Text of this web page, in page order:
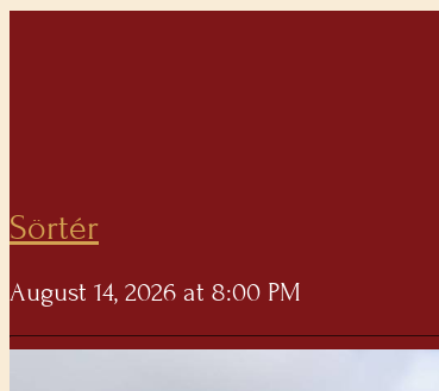
Sörtér
August 14, 2026 at 8:00 PM